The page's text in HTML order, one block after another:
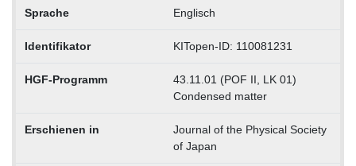
Sprache Englisch
Identifikator KITopen-ID: 110081231
HGF-Programm
43.11.01 (POF II, LK 01)
Condensed matter
Erschienen in
Journal of the Physical Society
of Japan